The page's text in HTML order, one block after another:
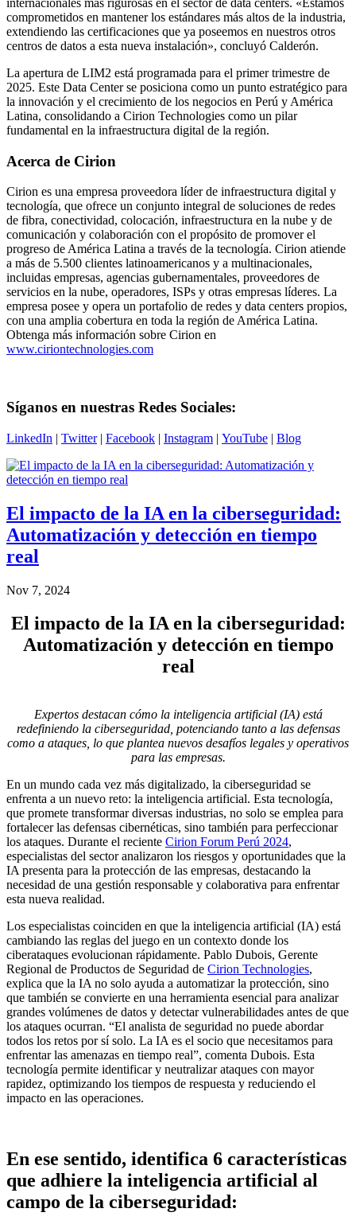
comprometidos en mantener los estándares más altos de la industria,
extendiendo las certificaciones que ya poseemos en nuestros otros
centros de datos a esta nueva instalación», concluyó Calderón.
La apertura de LIM2 está programada para el primer trimestre de
2025. Este Data Center se posiciona como un punto estratégico para
la innovación y el crecimiento de los negocios en Perú y América
Latina, consolidando a Cirion Technologies como un pilar
fundamental en la infraestructura digital de la región.
Acerca de Cirion
Cirion es una empresa proveedora líder de infraestructura digital y
tecnología, que ofrece un conjunto integral de soluciones de redes
de fibra, conectividad, colocación, infraestructura en la nube y de
comunicación y colaboración con el propósito de promover el
progreso de América Latina a través de la tecnología. Cirion atiende
a más de 5.500 clientes latinoamericanos y a multinacionales,
incluidas empresas, agencias gubernamentales, proveedores de
servicios en la nube, operadores, ISPs y otras empresas líderes. La
empresa posee y opera un portafolio de redes y data centers propios,
con una amplia cobertura en toda la región de América Latina.
Obtenga más información sobre Cirion en
www.ciriontechnologies.com
Síganos en nuestras Redes Sociales:
LinkedIn | Twitter| Facebook | Instagram | YouTube | Blog
El impacto de la IA en la ciberseguridad:
Automatización y detección en tiempo
real
Nov 7, 2024
El impacto de la IA en la ciberseguridad:
Automatización y detección en tiempo
real
Expertos destacan cómo la inteligencia artificial (IA) está
redefiniendo la ciberseguridad, potenciando tanto a las defensas
como a ataques, lo que plantea nuevos desafíos legales y operativos
para las empresas.
En un mundo cada vez más digitalizado, la ciberseguridad se
enfrenta a un nuevo reto: la inteligencia artificial. Esta tecnología,
que promete transformar diversas industrias, no solo se emplea para
fortalecer las defensas cibernéticas, sino también para perfeccionar
los ataques. Durante el reciente Cirion Forum Perú 2024,
especialistas del sector analizaron los riesgos y oportunidades que la
IA presenta para la protección de las empresas, destacando la
necesidad de una gestión responsable y colaborativa para enfrentar
esta nueva realidad.
Los especialistas coinciden en que la inteligencia artificial (IA) está
cambiando las reglas del juego en un contexto donde los
ciberataques evolucionan rápidamente. Pablo Dubois, Gerente
Regional de Productos de Seguridad de Cirion Technologies,
explica que la IA no solo ayuda a automatizar la protección, sino
que también se convierte en una herramienta esencial para analizar
grandes volúmenes de datos y detectar vulnerabilidades antes de que
los ataques ocurran. “El analista de seguridad no puede abordar
todos los retos por sí solo. La IA es el socio que necesitamos para
enfrentar las amenazas en tiempo real”, comenta Dubois. Esta
tecnología permite identificar y neutralizar ataques con mayor
rapidez, optimizando los tiempos de respuesta y reduciendo el
impacto en las operaciones.
En ese sentido, identifica 6 características
que adhiere la inteligencia artificial al
campo de la ciberseguridad: